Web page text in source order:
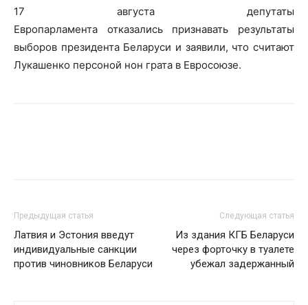
17 августа депутаты
Европарламента отказались признавать результаты
выборов президента Беларуси и заявили, что считают
Лукашенко персоной нон грата в Евросоюзе.
Предыдущая статья
Латвия и Эстония введут
индивидуальные санкции
против чиновников Беларуси
Следующая статья
Из здания КГБ Беларуси
через форточку в туалете
убежал задержанный